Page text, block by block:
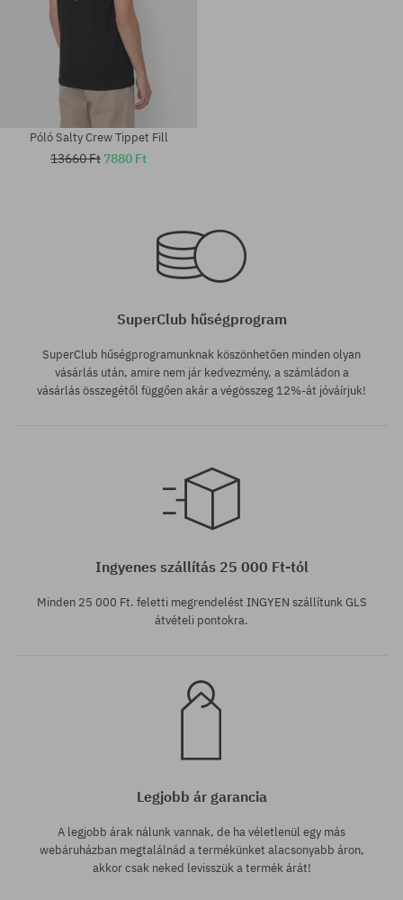
Póló Salty Crew Tippet Fill
13660 Ft 7880 Ft
SuperClub hűségprogram
SuperClub hűségprogramunknak köszönhetően minden olyan
vásárlás után, amire nem jár kedvezmény, a számládon a
vásárlás összegétől függően akár a végösszeg 12%-át jóváírjuk!
Ingyenes szállítás 25 000 Ft-tól
Minden 25 000 Ft. feletti megrendelést INGYEN szállítunk GLS
átvételi pontokra.
Legjobb ár garancia
A legjobb árak nálunk vannak, de ha véletlenül egy más
webáruházban megtalálnád a termékünket alacsonyabb áron,
akkor csak neked levisszük a termék árát!